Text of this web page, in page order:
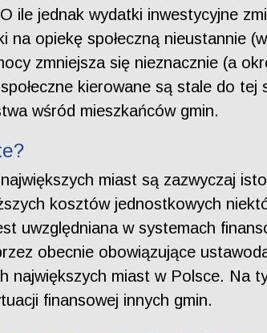
ile jednak wydatki inwestycyjne
opiekę społeczną nieustannie
zmniejsza się nieznacznie (a
kierowane są stale do tej
wśród mieszkańców gmin.
miast są zazwyczaj
kosztów jednostkowych
uwzględniana w systemach
obecnie obowiązujące
największych miast w Polsce. Na
finansowej innych gmin.